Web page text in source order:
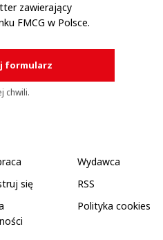
zawierający
FMCG w Polsce.
formularz
chwili.
Wydawca
się
RSS
Polityka cookies